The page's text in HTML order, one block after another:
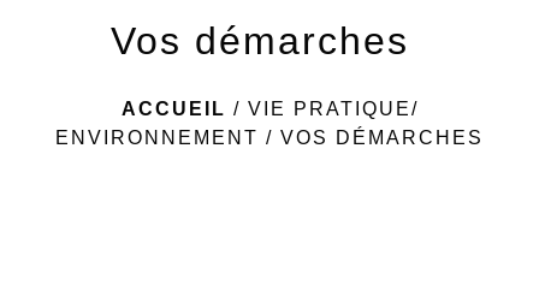
Vos démarches
ACCUEIL / VIE PRATIQUE/
ENVIRONNEMENT / VOS DÉMARCHES